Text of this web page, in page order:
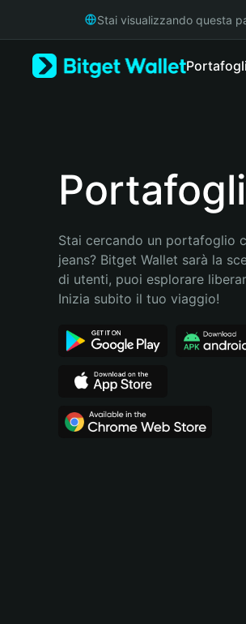
Русский
Bahasa Indonesia
Português (Brasil)
Stai visualizzando questa
Stai cercando un portafoglio
jeans? Bitget Wallet sarà la
di utenti, puoi esplorare
Inizia subito il tuo viaggio!